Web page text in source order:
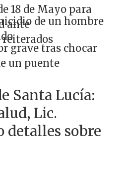
18 de Mayo para
ante de un hombre
grave tras chocar
un puente
Santa Lucía:
Lic.
detalles sobre